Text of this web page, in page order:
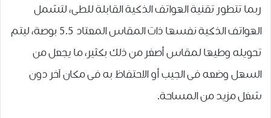
ربما تتطور تقنية الهواتف الذكية القابلة للطى، لتشمل
الهواتف الذكية نفسها ذات المقاس المعتاد 5.5 بوصة، ليتم
تحويله وطيها لمقاس أصغر من ذلك بكثير، ما يجعل من
السهل وضعه فى الجيب أو الاحتفاظ به فى مكان آخر دون
شغل مزيد من المساحة.